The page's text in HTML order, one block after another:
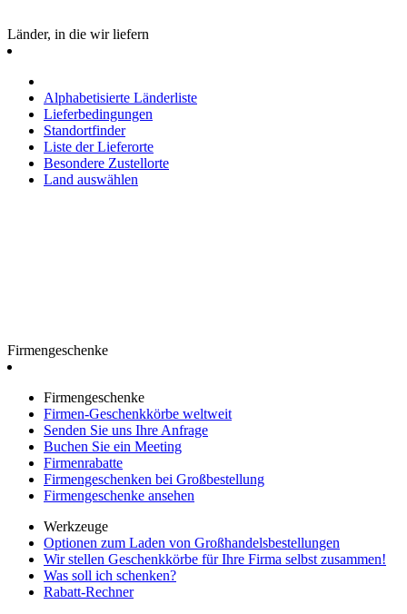
Länder, in die wir liefern
Alphabetisierte Länderliste
Lieferbedingungen
Standortfinder
Liste der Lieferorte
Besondere Zustellorte
Land auswählen
Firmengeschenke
Firmengeschenke
Firmen-Geschenkkörbe weltweit
Senden Sie uns Ihre Anfrage
Buchen Sie ein Meeting
Firmenrabatte
Firmengeschenken bei Großbestellung
Firmengeschenke ansehen
Werkzeuge
Optionen zum Laden von Großhandelsbestellungen
Wir stellen Geschenkkörbe für Ihre Firma selbst zusammen!
Was soll ich schenken?
Rabatt-Rechner